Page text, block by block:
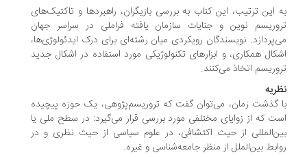
این ترتیب، این کتاب به بررسی بازیگران، راهبردها و تاکتیک‌های
نوین و جنایات سازمان یافته فراملی در سراسر جهان
نویسندگان رویکردی میان رشته‌ای برای درک ایدئولوژی‌ها،
همکاری، و ابزارهای تکنولوژیکی مورد استفاده در اشکال جدید
اتخاذ می‌کنند.
گذشت زمان، می‌توان گفت که تروریسم‌پژوهی، یک حوزه پیچیده
که از زوایای مختلفی مورد بررسی قرار می‌گیرد: در سطح ملی یا
از حیث اکتشافی، در علوم سیاسی از حیث نظری و در
بین‌الملل از منظر جامعه‌شناسی و غیره.